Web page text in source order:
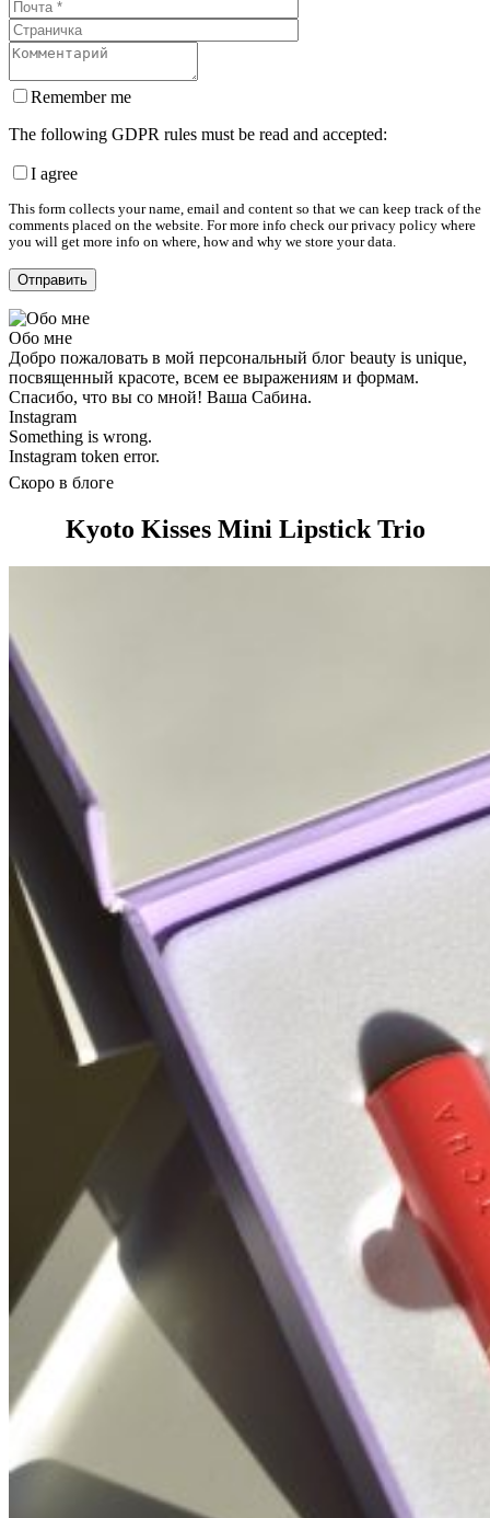
Remember me
The following GDPR rules must be read and accepted:
I agree
This form collects your name, email and content so that we can keep track of the
comments placed on the website. For more info check our privacy policy where
you will get more info on where, how and why we store your data.
Обо мне
Добро пожаловать в мой персональный блог beauty is unique,
посвященный красоте, всем ее выражениям и формам.
Спасибо, что вы со мной! Ваша Сабина.
Instagram
Something is wrong.
Instagram token error.
Скоро в блоге
Kyoto Kisses Mini Lipstick Trio